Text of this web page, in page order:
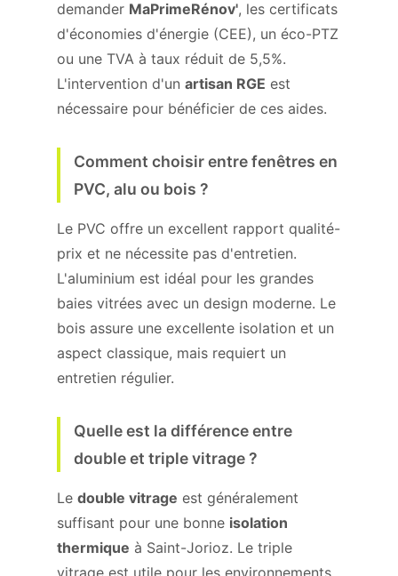
demander MaPrimeRénov', les certificats
d'économies d'énergie (CEE), un éco-PTZ
ou une TVA à taux réduit de 5,5%.
L'intervention d'un artisan RGE est
nécessaire pour bénéficier de ces aides.
Comment choisir entre fenêtres en
PVC, alu ou bois ?
Le PVC offre un excellent rapport qualité-
prix et ne nécessite pas d'entretien.
L'aluminium est idéal pour les grandes
baies vitrées avec un design moderne. Le
bois assure une excellente isolation et un
aspect classique, mais requiert un
entretien régulier.
Quelle est la différence entre
double et triple vitrage ?
Le double vitrage est généralement
suffisant pour une bonne isolation
thermique à Saint-Jorioz. Le triple
vitrage est utile pour les environnements